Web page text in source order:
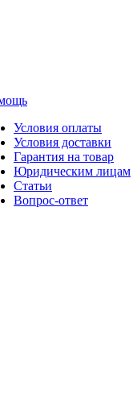
Условия оплаты
Условия доставки
Гарантия на товар
Юридическим лицам
Статьи
Вопрос-ответ